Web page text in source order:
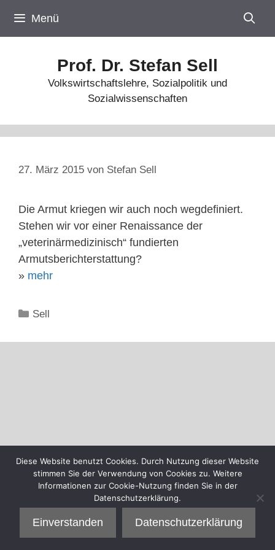
Inhalt
springen
Menü
Prof. Dr. Stefan Sell
Volkswirtschaftslehre, Sozialpolitik und
Sozialwissenschaften
27. März 2015 von Stefan Sell
Die Armut kriegen wir auch noch wegdefiniert.
Stehen wir vor einer Renaissance der
„veterinärmedizinisch“ fundierten
Armutsberichterstattung?
» mehr
Kategorien
Sell
Diese Website benutzt Cookies. Durch Nutzung dieser Website
stimmen Sie der Verwendung von Cookies zu. Weitere
Informationen zur Cookie-Nutzung finden Sie in der
Datenschutzerklärung.
Einverstanden Datenschutzerklärung